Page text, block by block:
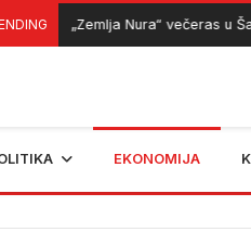
„Zemlja Nura“ večeras u Šarića
EKONOMIJA